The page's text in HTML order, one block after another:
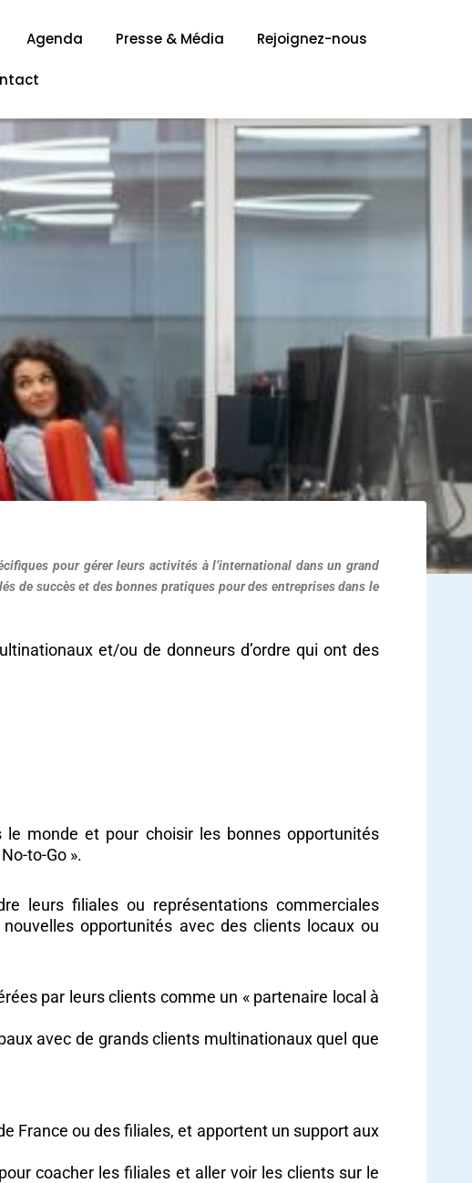
Agenda Presse & Média Rejoignez-nous
pour gérer leurs activités à l’international dans un grand
de succès et des bonnes pratiques pour des entreprises dans le
et/ou de donneurs d’ordre qui ont des
monde et pour choisir les bonnes opportunités
to-Go ».
leurs filiales ou représentations commerciales
opportunités avec des clients locaux ou
par leurs clients comme un « partenaire local à
avec de grands clients multinationaux quel que
France ou des filiales, et apportent un support aux
coacher les filiales et aller voir les clients sur le